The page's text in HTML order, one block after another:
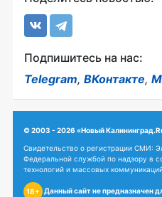
Подпишитесь на нас:
Telegram, ВКонтакте,
© 2003 - 2026 «Новый
Свидетельство о регистрации СМИ:
Федеральной службой по надзору в
технологий и массовых
18+ Данный сайт не предназначен